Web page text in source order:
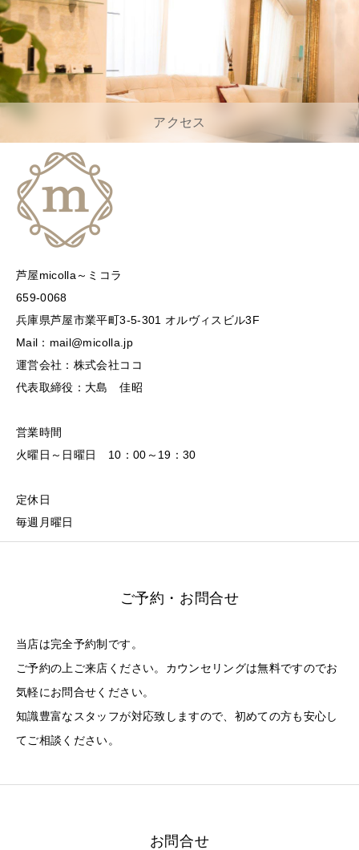
アクセス
芦屋micolla～ミコラ
659-0068
兵庫県芦屋市業平町3-5-301 オルヴィスビル3F
Mail：mail@micolla.jp
運営会社：株式会社ココ
代表取締役：大島 佳昭
営業時間
火曜日～日曜日 10：00～19：30
定休日
毎週月曜日
ご予約・お問合せ
当店は完全予約制です。
ご予約の上ご来店ください。カウンセリングは無料ですのでお
気軽にお問合せください。
知識豊富なスタッフが対応致しますので、初めての方も安心し
てご相談ください。
お問合せ